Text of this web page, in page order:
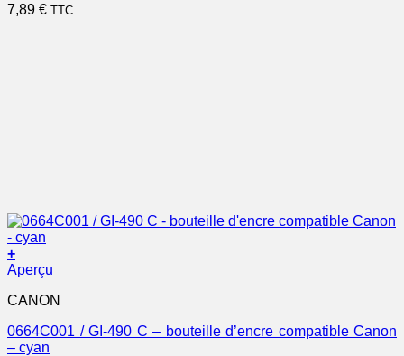
7,89 € TTC
+
Aperçu
CANON
0664C001 / GI-490 C – bouteille d’encre compatible Canon
– cyan